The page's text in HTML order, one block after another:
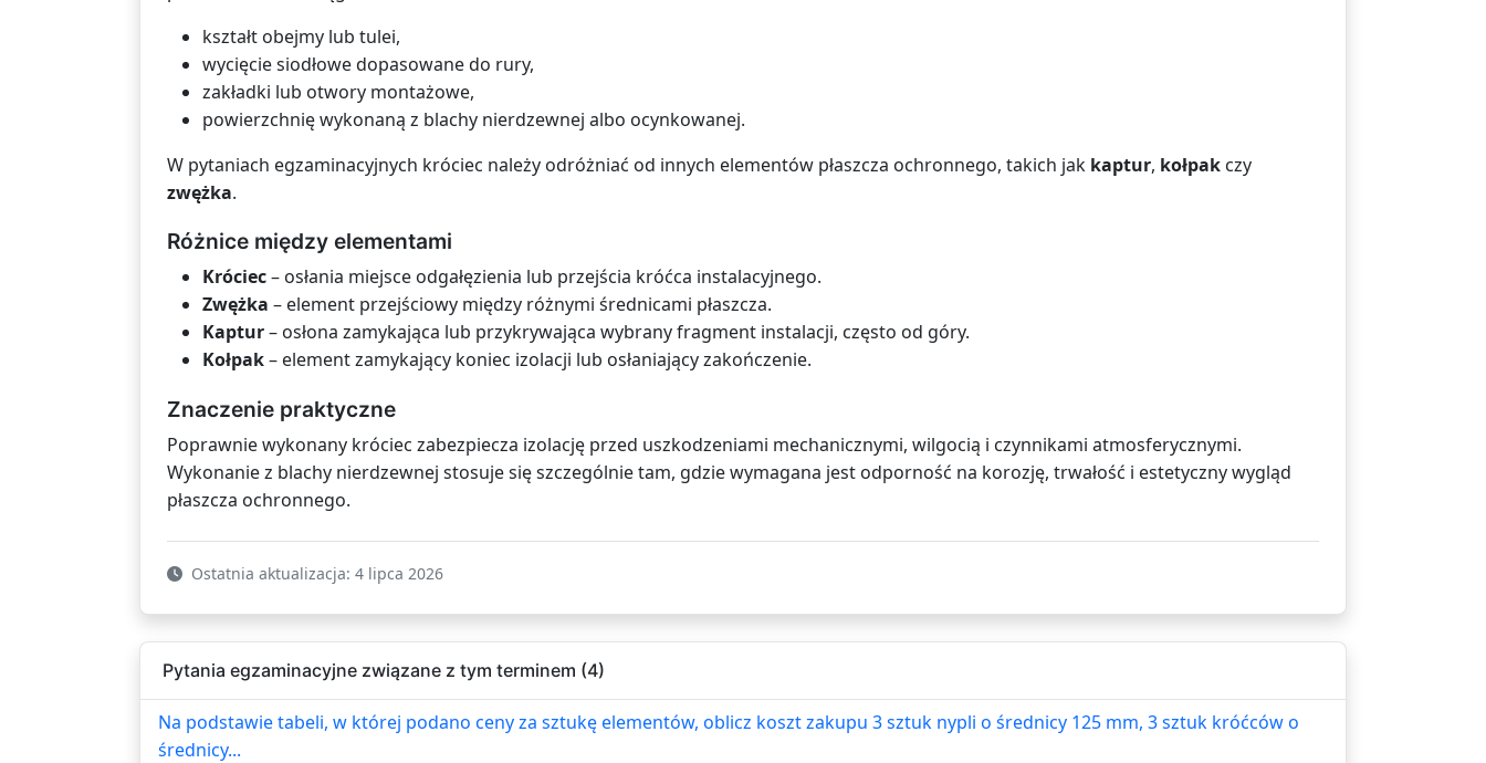
kształt obejmy lub tulei,
wycięcie siodłowe dopasowane do rury,
zakładki lub otwory montażowe,
powierzchnię wykonaną z blachy nierdzewnej albo ocynkowanej.
W pytaniach egzaminacyjnych króciec należy odróżniać od innych elementów płaszcza ochronnego, takich jak kaptur, kołpak czy
zwężka.
Różnice między elementami
Króciec– osłania miejsce odgałęzienia lub przejścia króćca instalacyjnego.
Zwężka – element przejściowy między różnymi średnicami płaszcza.
Kaptur– osłona zamykająca lub przykrywająca wybrany fragment instalacji, często od góry.
Kołpak– element zamykający koniec izolacji lub osłaniający zakończenie.
Znaczenie praktyczne
Poprawnie wykonany króciec zabezpiecza izolację przed uszkodzeniami mechanicznymi, wilgocią i czynnikami atmosferycznymi.
Wykonanie z blachy nierdzewnej stosuje się szczególnie tam, gdzie wymagana jest odporność na korozję, trwałość i estetyczny wygląd
płaszcza ochronnego.
Ostatnia aktualizacja: 4 lipca 2026
Pytania egzaminacyjne związane z tym terminem (4)
Na podstawie tabeli, w której podano ceny za sztukę elementów, oblicz koszt zakupu 3 sztuk nypli o średnicy 125 mm, 3 sztuk króćców o
średnicy...